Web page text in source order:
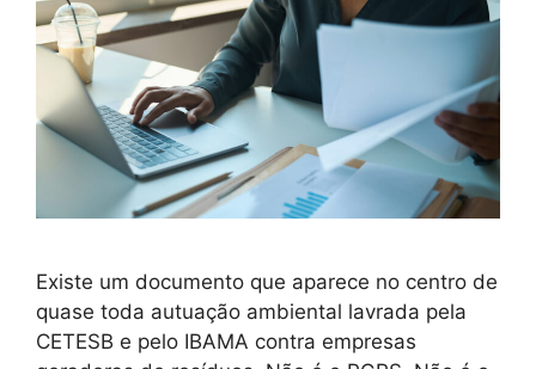
Existe um documento que aparece no centro de
quase toda autuação ambiental lavrada pela
CETESB e pelo IBAMA contra empresas